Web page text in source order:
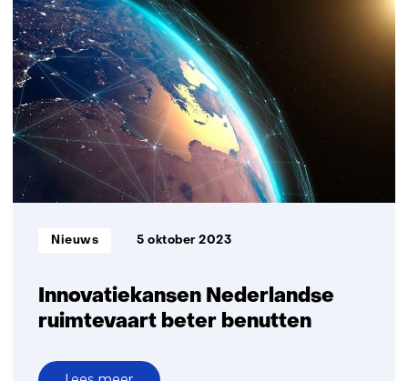
bouwt
laserpointer
voor
ruimtemissie
LISA
gericht
op
zwarte
gaten
Innovatiekansen Nederlandse
ruimtevaart beter benutten
Informatietype:
Nieuws 5 oktober 2023